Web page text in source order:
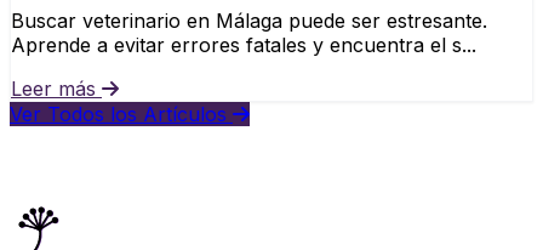
Buscar veterinario en Málaga puede ser estresante.
Aprende a evitar errores fatales y encuentra el s...
Leer más
Ver Todos los Artículos